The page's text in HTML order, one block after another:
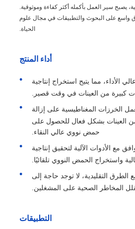
يصبح سير العمل بأكمله أكثر كفاءة وموثوقية.
واسع على البحوث والتطبيقات في مجال علوم
الحياة.
أداء المنتج
الأداء، مما يتيح استخراج إنتاجية
كبيرة من العينات في وقت قصير.
الخرزات المغناطيسية على إزالة
العينات بشكل فعال للحصول على
حمض نووي عالي النقاء.
مع الأدوات الآلية لتحقيق إنتاجية
واستخراج الحمض النووي تلقائيًا.
الطرق التقليدية، لا توجد حاجة إلى
المخاطر الصحية على المشغلين.
التطبيقات